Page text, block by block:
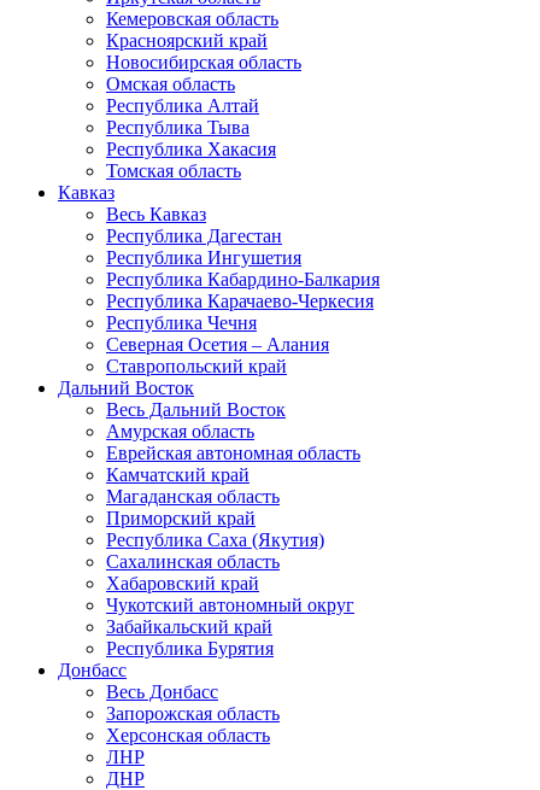
Кемеровская область
Красноярский край
Новосибирская область
Омская область
Республика Алтай
Республика Тыва
Республика Хакасия
Томская область
Кавказ
Весь Кавказ
Республика Дагестан
Республика Ингушетия
Республика Кабардино-Балкария
Республика Карачаево-Черкесия
Республика Чечня
Северная Осетия – Алания
Ставропольский край
Дальний Восток
Весь Дальний Восток
Амурская область
Еврейская автономная область
Камчатский край
Магаданская область
Приморский край
Республика Саха (Якутия)
Сахалинская область
Хабаровский край
Чукотский автономный округ
Забайкальский край
Республика Бурятия
Донбасс
Весь Донбасс
Запорожская область
Херсонская область
ЛНР
ДНР